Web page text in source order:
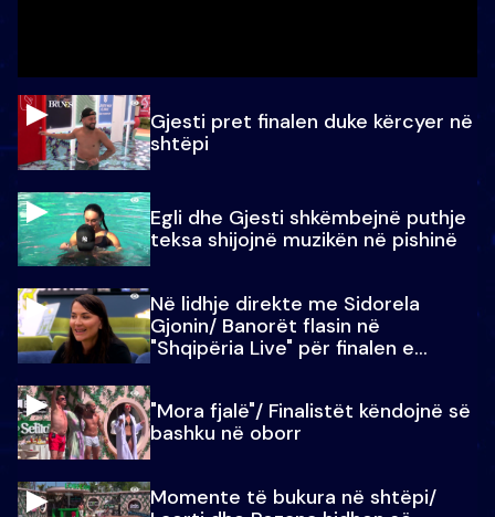
Gjesti pret finalen duke kërcyer në
shtëpi
Egli dhe Gjesti shkëmbejnë puthje
teksa shijojnë muzikën në pishinë
Në lidhje direkte me Sidorela
Gjonin/ Banorët flasin në
"Shqipëria Live" për finalen e
"Mora fjalë"/ Finalistët këndojnë së
bashku në oborr
Momente të bukura në shtëpi/